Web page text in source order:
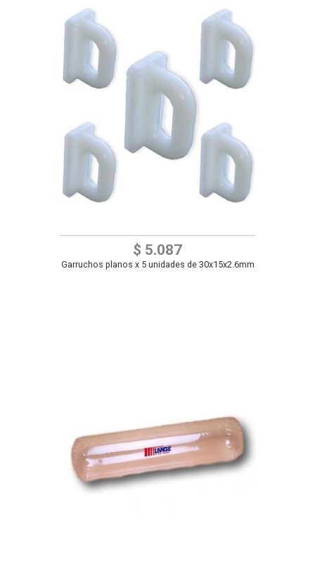
$ 5.087
Garruchos planos x 5 unidades de 30x15x2.6mm